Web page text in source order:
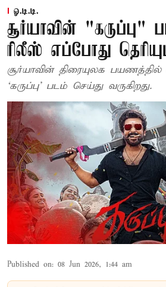
ஓ.டி.டி.
சூர்யாவின் "கருப்பு"
ரிலீஸ் எப்போது
சூர்யாவின் திரையுலக பயணத்தில் புதிய
‘கருப்பு’ படம் செய்து வருகிறது.
Published on: 08 Jun 2026, 1:44 am